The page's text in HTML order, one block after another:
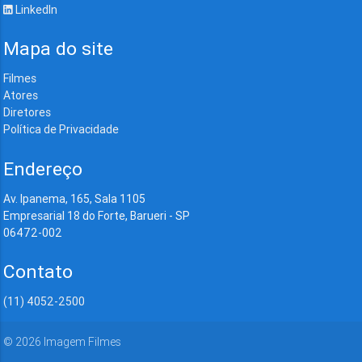
LinkedIn
Mapa do site
Filmes
Atores
Diretores
Política de Privacidade
Endereço
Av. Ipanema, 165, Sala 1105
Empresarial 18 do Forte, Barueri - SP
06472-002
Contato
(11) 4052-2500
© 2026 Imagem Filmes